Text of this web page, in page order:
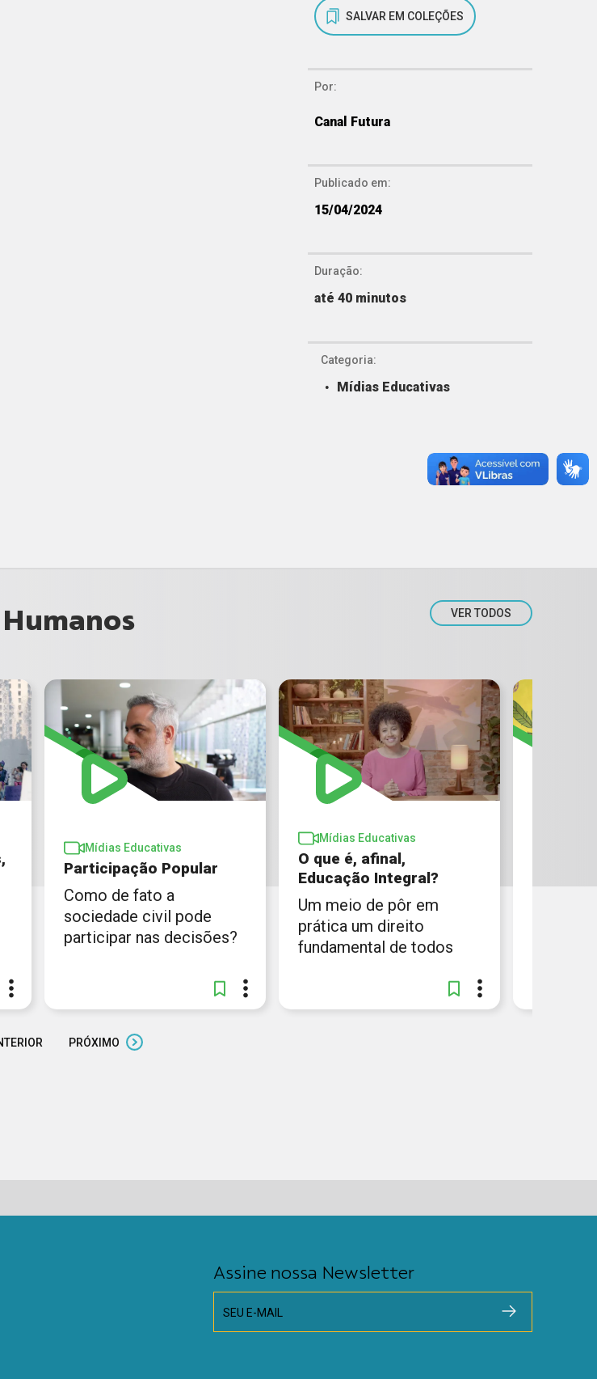
SALVAR EM COLEÇÕES
Por:
Canal Futura
Publicado em:
15/04/2024
Duração:
até 40 minutos
Categoria:
Mídias Educativas
VER TODOS
Mídias Educativas
Participação Popular
Como de fato a
sociedade civil pode
participar nas decisões?
Mídias Educativas
O que é, afinal,
Educação Integral?
Um meio de pôr em
prática um direito
fundamental de todos
PRÓXIMO
Assine nossa Newsletter
SEU E-MAIL